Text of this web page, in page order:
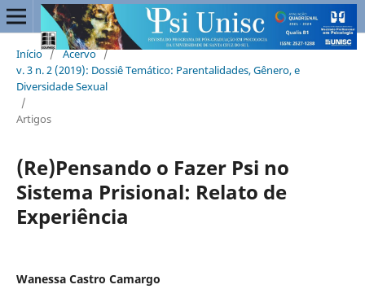
Início / Acervo /
v. 3 n. 2 (2019): Dossiê Temático: Parentalidades, Gênero, e
Diversidade Sexual
/
Artigos
(Re)Pensando o Fazer Psi no
Sistema Prisional: Relato de
Experiência
Wanessa Castro Camargo